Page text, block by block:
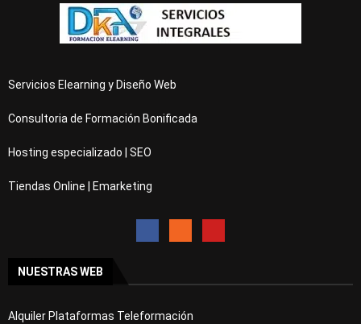
Servicios Elearning y Diseño Web
Consultoria de Formación Bonificada
Hosting especializado | SEO
Tiendas Online | Emarketing
NUESTRAS WEB
Alquiler Plataformas Teleformación